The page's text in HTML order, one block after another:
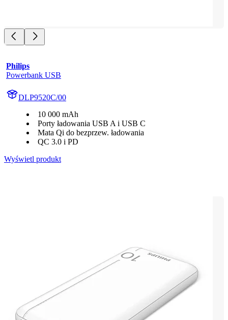
Philips
Powerbank USB
DLP9520C/00
10 000 mAh
Porty ładowania USB A i USB C
Mata Qi do bezprzew. ładowania
QC 3.0 i PD
Wyświetl produkt